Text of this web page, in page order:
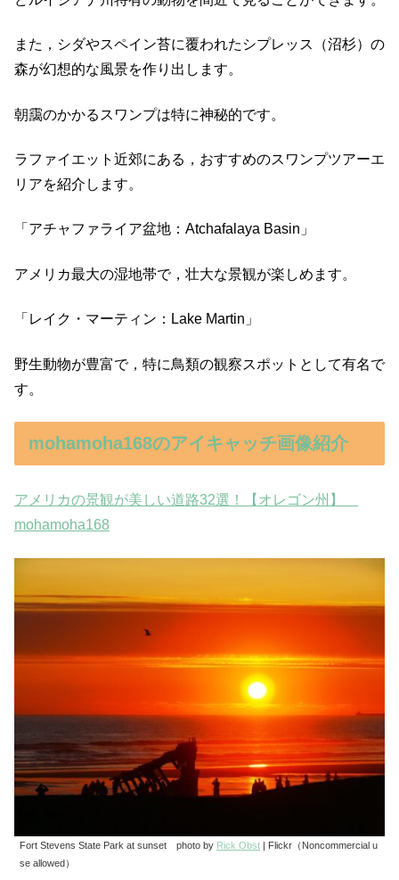
また，シダやスペイン苔に覆われたシプレッス（沼杉）の
森が幻想的な風景を作り出します。
朝靄のかかるスワンプは特に神秘的です。
ラファイエット近郊にある，おすすめのスワンプツアーエ
リアを紹介します。
「アチャファライア盆地：Atchafalaya Basin」
アメリカ最大の湿地帯で，壮大な景観が楽しめます。
「レイク・マーティン：Lake Martin」
野生動物が豊富で，特に鳥類の観察スポットとして有名で
す。
mohamoha168のアイキャッチ画像紹介
アメリカの景観が美しい道路32選！【オレゴン州】
mohamoha168
Fort Stevens State Park at sunset photo by Rick Obst | Flickr（Noncommercial u
se allowed）